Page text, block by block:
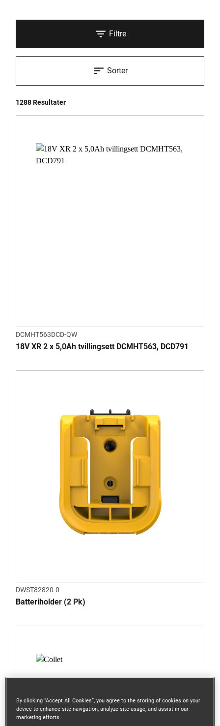
Filtre
1288 Resultater
Sorter
DCMHT563DCD-QW
18V XR 2 x 5,0Ah tvillingsett DCMHT563, DCD791
DWST82820-0
Batteriholder (2 Pk)
By clicking “Accept All Cookies”, you agree to the storing of cookies on your
device to enhance site navigation, analyze site usage, and assist in our
marketing efforts.